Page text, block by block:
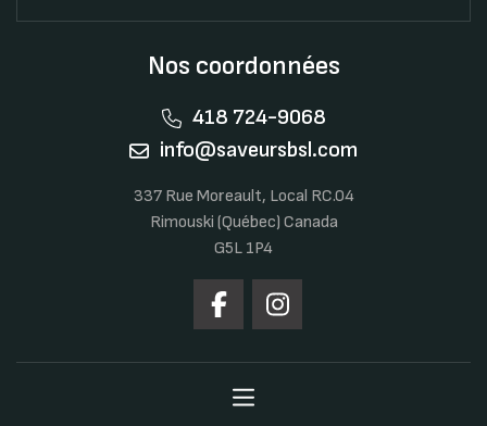
Nos coordonnées
418 724-9068
info@saveursbsl.com
337 Rue Moreault, Local RC.04
Rimouski (Québec) Canada
G5L 1P4